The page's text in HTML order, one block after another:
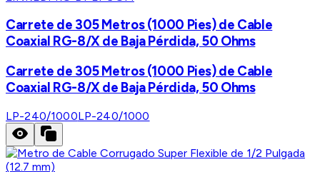
Carrete de 305 Metros (1000 Pies) de Cable
Coaxial RG-8/X de Baja Pérdida, 50 Ohms
Carrete de 305 Metros (1000 Pies) de Cable
Coaxial RG-8/X de Baja Pérdida, 50 Ohms
LP-240/1000LP-240/1000